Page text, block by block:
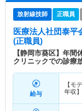
放射線技師 正職員
医療法人社団泰平
(正職員)
【静岡市葵区】年
クリニックでの診療
給与
【モ
年収】